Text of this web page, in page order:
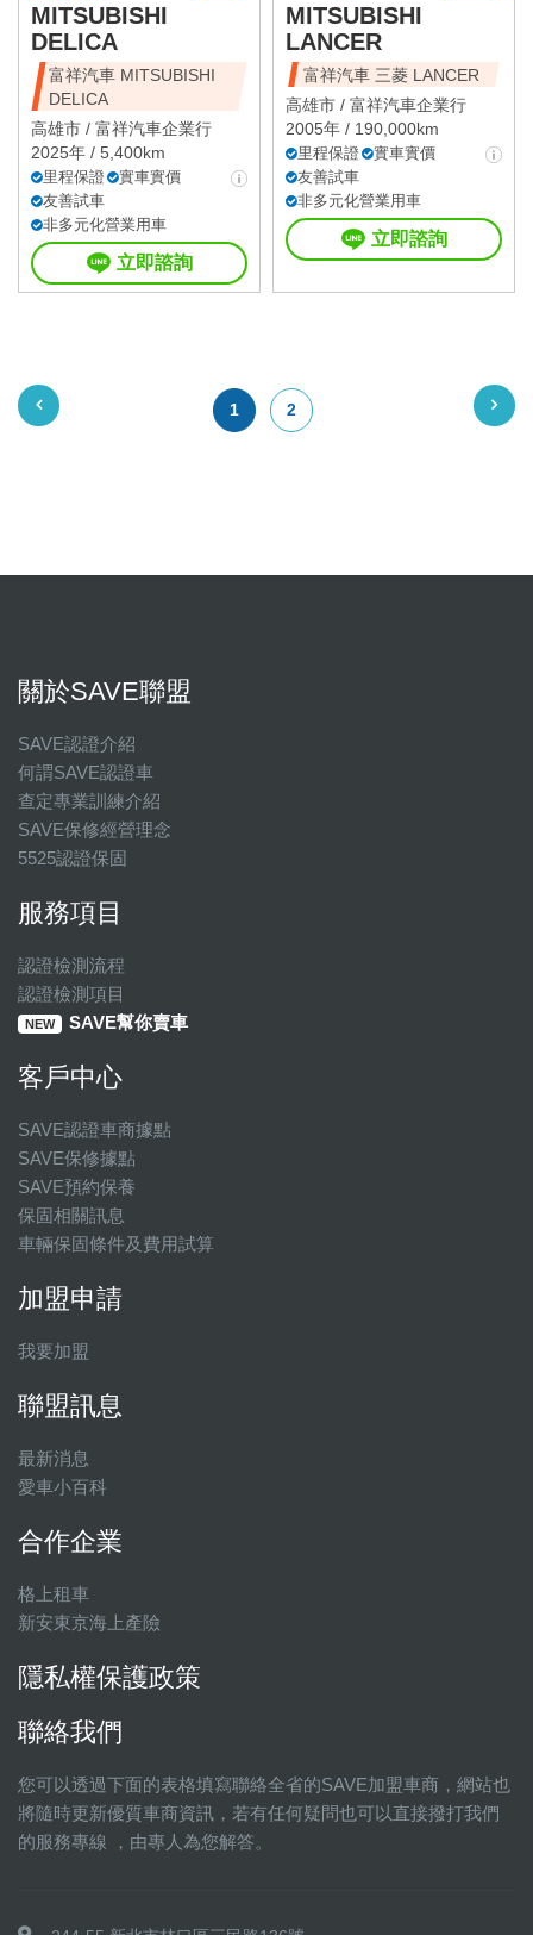
MITSUBISHI
DELICA
富祥汽車 MITSUBISHI
DELICA
高雄市 / 富祥汽車企業行
2025年 / 5,400km
里程保證
實車實價
友善試車
非多元化營業用車
立即諮詢
MITSUBISHI
LANCER
富祥汽車 三菱 LANCER
高雄市 / 富祥汽車企業行
2005年 / 190,000km
里程保證
實車實價
友善試車
非多元化營業用車
立即諮詢
1 2
關於SAVE聯盟
SAVE認證介紹
何謂SAVE認證車
查定專業訓練介紹
SAVE保修經營理念
5525認證保固
服務項目
認證檢測流程
認證檢測項目
NEW SAVE幫你賣車
客戶中心
SAVE認證車商據點
SAVE保修據點
SAVE預約保養
保固相關訊息
車輛保固條件及費用試算
加盟申請
我要加盟
聯盟訊息
最新消息
愛車小百科
合作企業
格上租車
新安東京海上產險
隱私權保護政策
聯絡我們
您可以透過下面的表格填寫聯絡全省的SAVE加盟車商，網站也
將隨時更新優質車商資訊，若有任何疑問也可以直接撥打我們
的服務專線 ，由專人為您解答。